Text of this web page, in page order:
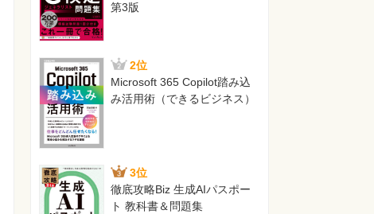
第3版
2位
Microsoft 365 Copilot踏み込
み活用術（できるビジネス）
3位
徹底攻略Biz 生成AIパスポー
ト 教科書＆問題集